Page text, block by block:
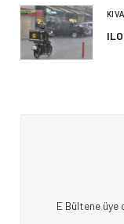
E Bültene